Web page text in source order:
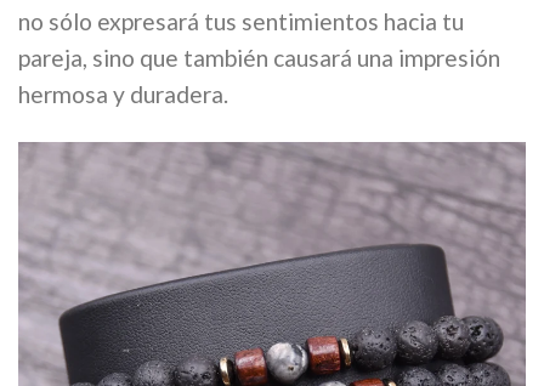
no sólo expresará tus sentimientos hacia tu
pareja, sino que también causará una impresión
hermosa y duradera.